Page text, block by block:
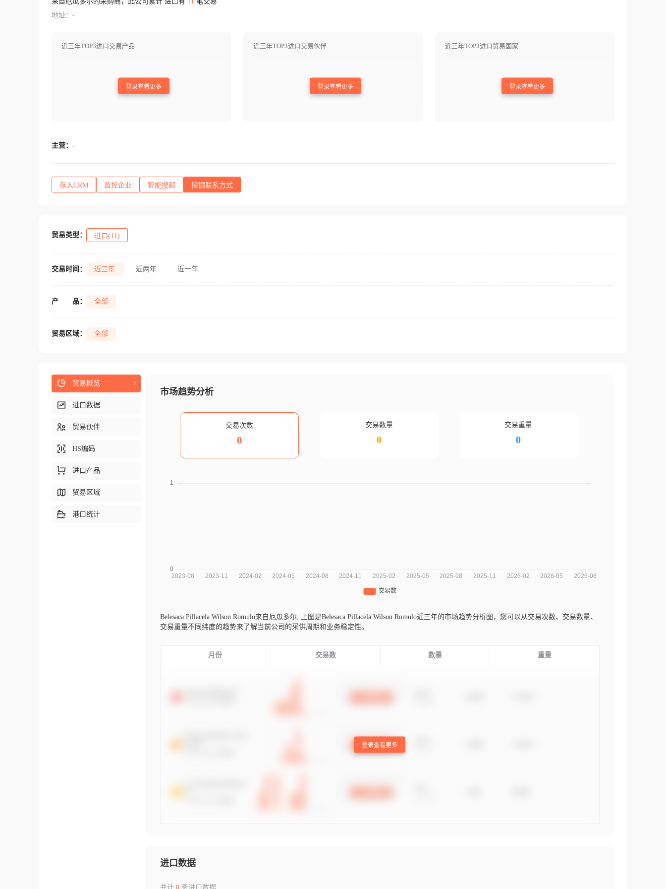
地址：-
近三年TOP3进口交易产品
登录查看更多
近三年TOP3进口交易伙伴
登录查看更多
近三年TOP3进口贸易国家
登录查看更多
主营： -
存入CRM 监控企业 智能搜邮 挖掘联系方式
贸易类型： 进口(11)
交易时间： 近三年 近两年 近一年
产 品： 全部
贸易区域： 全部
市场趋势分析
交易次数
0
交易数量
0
交易重量
0
Belesaca Pillacela Wilson Romulo来自厄瓜多尔,
上图是Belesaca Pillacela Wilson Romulo近三年的市场趋势分析图，您可以从交易次数、交易数量、
交易重量不同纬度的趋势来了解当前公司的采供周期和业务稳定性。
月份 交易数 数量 重量
登录查看更多
进口数据
共计 0条进口数据
贸易概览 >
进口数据
贸易伙伴
HS编码
进口产品
贸易区域
港口统计